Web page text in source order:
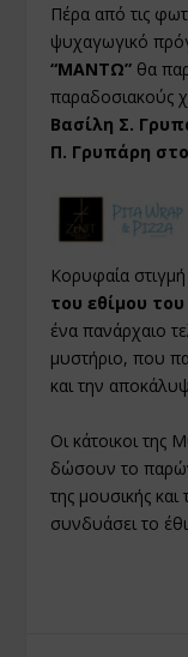
Πέρα από τις
ψυχαγωγικό
“ΜΑΝΤΩ” θα
παραδοσιακούς
Βασίλη Σ.
Π. Γρυπάρη
Κορυφαία
του εθίμου
ένα πανάρχαιο
μυστήριο, που
και την
Οι κάτοικοι της
δώσουν το
της μουσικής
συνδυάσει το